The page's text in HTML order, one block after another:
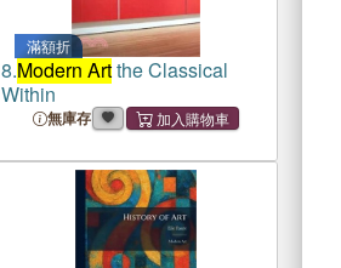
滿額折
8.Modern Artthe Classical
Within
無庫存